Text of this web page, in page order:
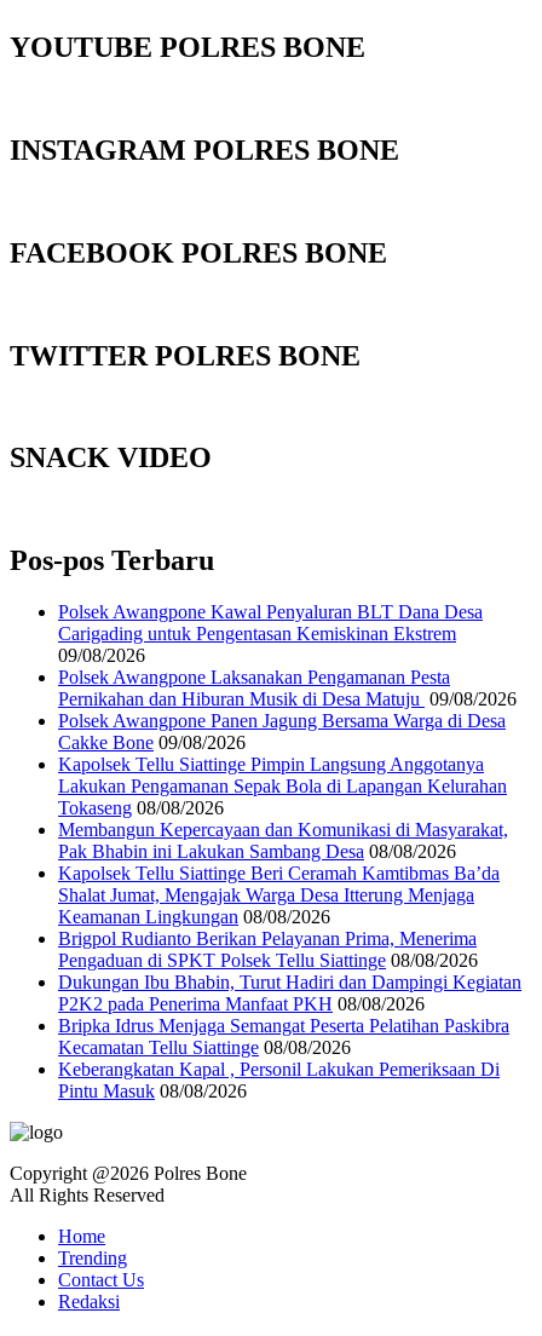
YOUTUBE POLRES BONE
INSTAGRAM POLRES BONE
FACEBOOK POLRES BONE
TWITTER POLRES BONE
SNACK VIDEO
Pos-pos Terbaru
‎Polsek Awangpone Kawal Penyaluran BLT Dana Desa
Carigading untuk Pengentasan Kemiskinan Ekstrem
09/08/2026
‎Polsek Awangpone Laksanakan Pengamanan Pesta
Pernikahan dan Hiburan Musik di Desa Matuju ‎ 09/08/2026
Polsek Awangpone Panen Jagung Bersama Warga di Desa
Cakke Bone 09/08/2026
Kapolsek Tellu Siattinge Pimpin Langsung Anggotanya
Lakukan Pengamanan Sepak Bola di Lapangan Kelurahan
Tokaseng 08/08/2026
Membangun Kepercayaan dan Komunikasi di Masyarakat,
Pak Bhabin ini Lakukan Sambang Desa 08/08/2026
Kapolsek Tellu Siattinge Beri Ceramah Kamtibmas Ba’da
Shalat Jumat, Mengajak Warga Desa Itterung Menjaga
Keamanan Lingkungan 08/08/2026
Brigpol Rudianto Berikan Pelayanan Prima, Menerima
Pengaduan di SPKT Polsek Tellu Siattinge 08/08/2026
Dukungan Ibu Bhabin, Turut Hadiri dan Dampingi Kegiatan
P2K2 pada Penerima Manfaat PKH 08/08/2026
Bripka Idrus Menjaga Semangat Peserta Pelatihan Paskibra
Kecamatan Tellu Siattinge 08/08/2026
Keberangkatan Kapal , Personil Lakukan Pemeriksaan Di
Pintu Masuk 08/08/2026
Copyright @2026 Polres Bone
All Rights Reserved
Home
Trending
Contact Us
Redaksi